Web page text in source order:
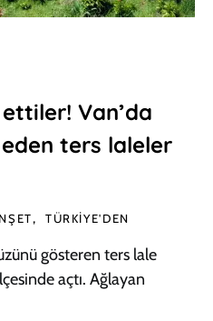
ettiler! Van’da
ters laleler
TÜRKIYE'DEN
gösteren ters lale
açtı. Ağlayan